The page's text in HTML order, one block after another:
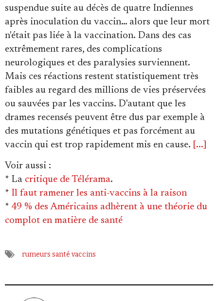
suspendue suite au décès de quatre Indiennes
après inoculation du vaccin… alors que leur mort
n'était pas liée à la vaccination. Dans des cas
extrêmement rares, des complications
neurologiques et des paralysies surviennent.
Mais ces réactions restent statistiquement très
faibles au regard des millions de vies préservées
ou sauvées par les vaccins. D'autant que les
drames recensés peuvent être dus par exemple à
des mutations génétiques et pas forcément au
vaccin qui est trop rapidement mis en cause.
[...]
Voir aussi :
* La critique de Télérama.
* Il faut ramener les anti-vaccins à la raison
* 49 % des Américains adhèrent à une théorie du
complot en matière de santé
rumeurs santé vaccins